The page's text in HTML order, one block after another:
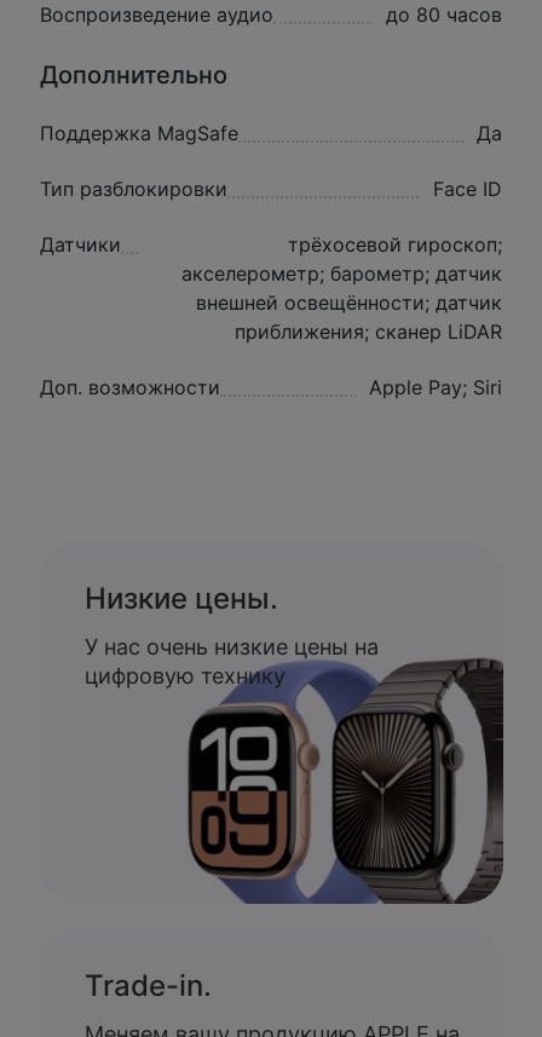
Воспроизведение аудио до 80 часов
Дополнительно
Поддержка MagSafe Да
Тип разблокировки Face ID
Датчики
трёхосевой гироскоп;
акселерометр; барометр; датчик
внешней освещённости; датчик
приближения; сканер LiDAR
Доп. возможности Apple Pay; Siri
Низкие цены.
У нас очень низкие цены на
цифровую технику
Trade-in.